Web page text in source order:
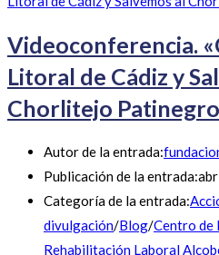
Videoconferencia.
Litoral de Cádiz y
Chorlitejo
Autor de la entrada:
Publicación de la entrada:
Categoría de la entrada:
divulgación/Blog/Centro de
Rehabilitación Laboral